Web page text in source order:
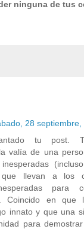
ninguna de tus
28 septiembre,
tu post.
valía de una
inesperadas
que llevan a los
para
Coincido en
innato y que una
para